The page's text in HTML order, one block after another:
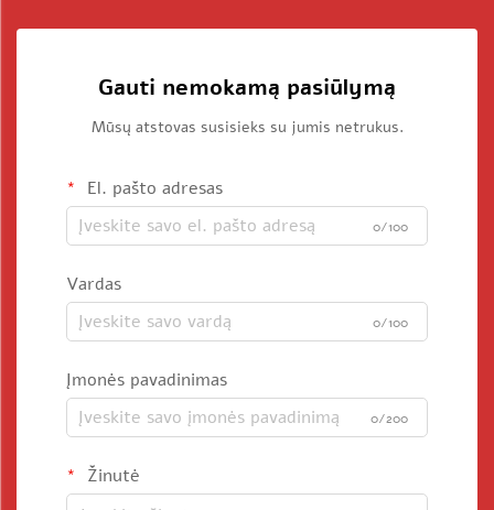
Gauti nemokamą pasiūlymą
Mūsų atstovas susisieks su jumis netrukus.
El. pašto adresas
0/100
Vardas
0/100
Įmonės pavadinimas
0/200
Žinutė